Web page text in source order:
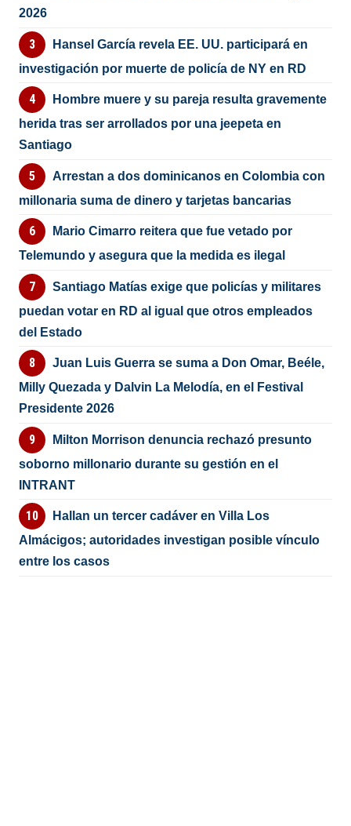
2026
Hansel García revela EE. UU. participará en
investigación por muerte de policía de NY en RD
Hombre muere y su pareja resulta gravemente
herida tras ser arrollados por una jeepeta en
Santiago
Arrestan a dos dominicanos en Colombia con
millonaria suma de dinero y tarjetas bancarias
Mario Cimarro reitera que fue vetado por
Telemundo y asegura que la medida es ilegal
Santiago Matías exige que policías y militares
puedan votar en RD al igual que otros empleados
del Estado
Juan Luis Guerra se suma a Don Omar, Beéle,
Milly Quezada y Dalvin La Melodía, en el Festival
Presidente 2026
Milton Morrison denuncia rechazó presunto
soborno millonario durante su gestión en el
INTRANT
Hallan un tercer cadáver en Villa Los
Almácigos; autoridades investigan posible vínculo
entre los casos